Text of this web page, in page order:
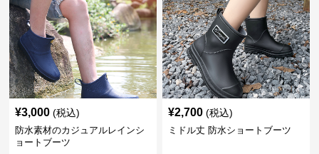
¥3,000 (税込)
防水素材のカジュアルレインシ
ョートブーツ
¥2,700 (税込)
ミドル丈 防水ショートブーツ